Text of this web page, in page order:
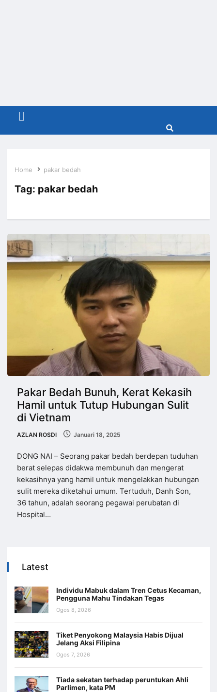
Menu
Home pakar bedah
Tag: pakar bedah
Pakar Bedah Bunuh, Kerat Kekasih
Hamil untuk Tutup Hubungan Sulit
di Vietnam
AZLAN ROSDI Januari 18, 2025
DONG NAI – Seorang pakar bedah berdepan tuduhan
berat selepas didakwa membunuh dan mengerat
kekasihnya yang hamil untuk mengelakkan hubungan
sulit mereka diketahui umum. Tertuduh, Danh Son,
36 tahun, adalah seorang pegawai perubatan di
Hospital…
Latest
Individu Mabuk dalam Tren Cetus Kecaman,
Pengguna Mahu Tindakan Tegas
Ogos 8, 2026
Tiket Penyokong Malaysia Habis Dijual
Jelang Aksi Filipina
Ogos 7, 2026
Tiada sekatan terhadap peruntukan Ahli
Parlimen, kata PM